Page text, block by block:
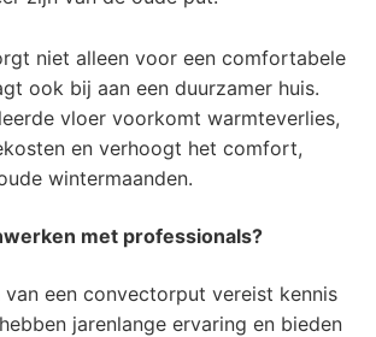
niet alleen voor een comfortabele
ook bij aan een duurzamer huis.
vloer voorkomt warmteverlies,
en verhoogt het comfort,
wintermaanden.
met professionals?
een convectorput vereist kennis
jarenlange ervaring en bieden